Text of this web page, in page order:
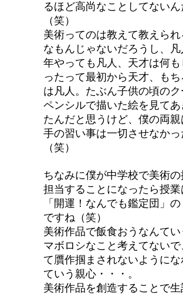
るほど高尚なことしてないん
（笑）
美術ってのは教えて教えられ
なもんじゃないだろうし、
年やっても凡人、天才は何も
ったって最初から天才、もち
は凡人。たぶん子供の頃のク
ペンシルで描いた絵を見てあ
たんだと思うけど、僕の両
手の習い事は一切させなかっ
（笑）
ちなみに僕が中学校で美術の
担当することになったら授業
「開運！なんでも鑑定団」の
ですね（笑）
美術作品で飯食おうなんてい
マボロシなこと考えてないで
て贋作掴まされないようにな
ていう親心・・・。
美術作品を創造することで生